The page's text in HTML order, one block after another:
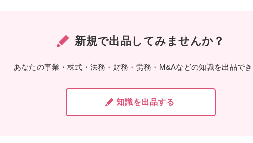
新規で出品してみませんか？
あなたの事業・株式・法務・財務・労務・M&Aなどの知識を出品で
知識を出品する